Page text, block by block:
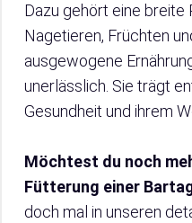
Dazu gehört eine breite
Nagetieren, Früchten
ausgewogene
unerlässlich. Sie trägt
Gesundheit und ihrem
Möchtest du noch
Fütterung einer
doch mal in unseren